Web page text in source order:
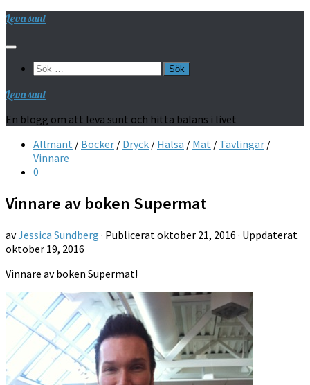
Hoppa
innehåll
Leva sunt
Sök
Leva sunt
En blogg om att leva sunt och hitta balans i livet
Allmänt / Böcker / Dryck / Hälsa / Mat / Tävlingar /
Vinnare
0
Vinnare av boken Supermat
avJessica Sundberg · Publicerat oktober 21, 2016 · Uppdaterat
oktober 19, 2016
Vinnare av boken Supermat!